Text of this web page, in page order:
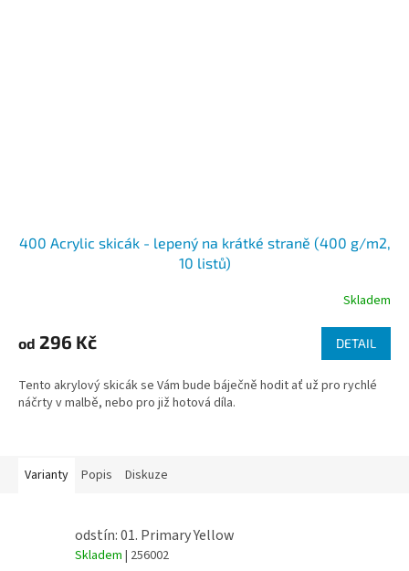
400 Acrylic skicák - lepený na krátké straně (400 g/m2,
10 listů)
Skladem
od 296 Kč DETAIL
Tento akrylový skicák se Vám bude báječně hodit ať už pro rychlé
náčrty v malbě, nebo pro již hotová díla.
Varianty Popis Diskuze
odstín: 01. Primary Yellow
Skladem | 256002